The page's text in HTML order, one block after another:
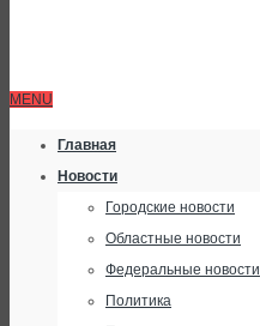
MENU
Главная
Новости
Городские новости
Областные новости
Федеральные новости
Политика